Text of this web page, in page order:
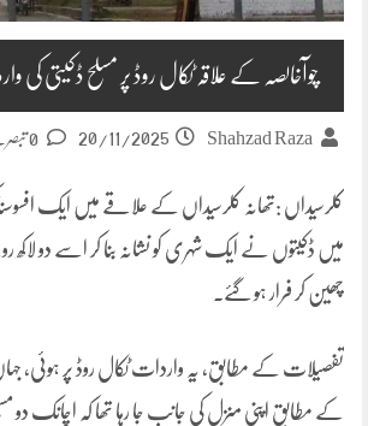
چوآخالصہ کے علاقہ ٹکال روڈ پر مسلح ڈکیتی کی
Shahzad Raza
20/11/2025
کلرسیداں :تھانہ کلرسیداں کے علاقے میں ایک
میں ڈکیتوں نے ایک شہری کو نشانہ بنا کر اسے دو لاکھ
چھین کر فرار ہو گئے۔
تفصیلات کے مطابق، یہ واردات ٹکال روڈ پر ہوئی،
کے مطابق اپنی منزل کی جانب جا رہا تھا کہ اچانک دو